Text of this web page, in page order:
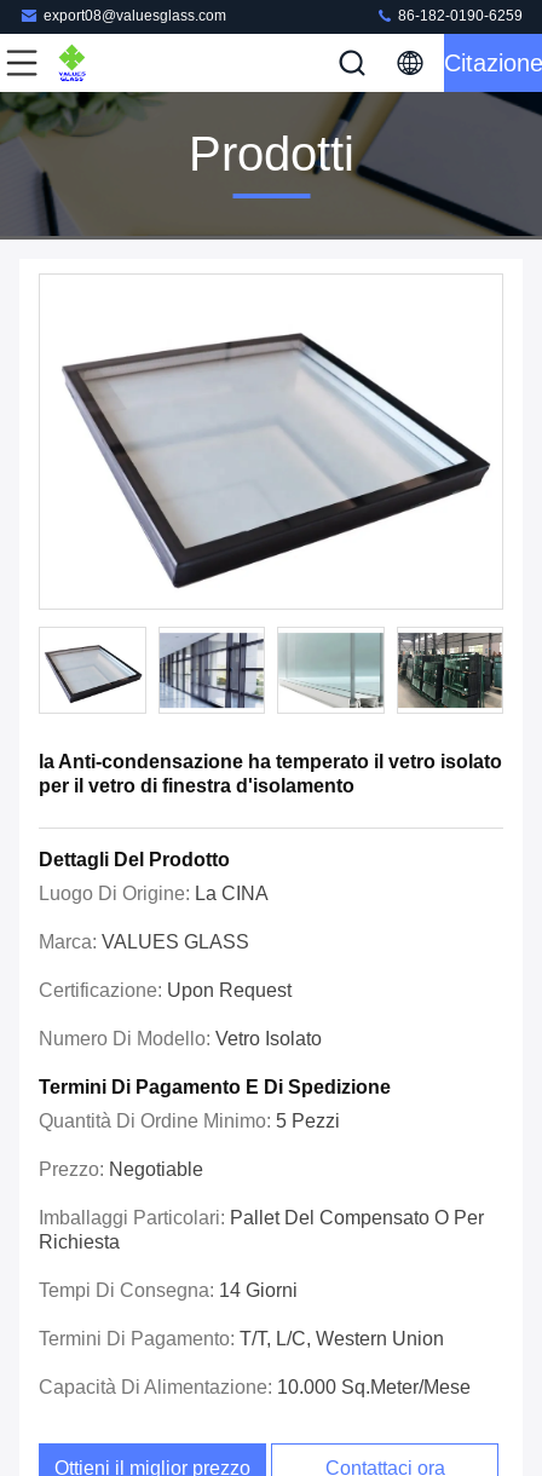
export08@valuesglass.com 86-182-0190-6259
Citazione
Prodotti
la Anti-condensazione ha temperato il vetro isolato
per il vetro di finestra d'isolamento
Dettagli Del Prodotto
Luogo Di Origine: La CINA
Marca: VALUES GLASS
Certificazione: Upon Request
Numero Di Modello: Vetro Isolato
Termini Di Pagamento E Di Spedizione
Quantità Di Ordine Minimo: 5 Pezzi
Prezzo: Negotiable
Imballaggi Particolari: Pallet Del Compensato O Per
Richiesta
Tempi Di Consegna: 14 Giorni
Termini Di Pagamento: T/T, L/C, Western Union
Capacità Di Alimentazione: 10.000 Sq.meter/mese
Ottieni il miglior prezzo Contattaci ora